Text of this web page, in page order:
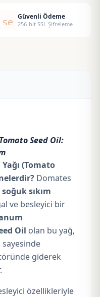
security
Güvenli Ödeme
256-bit SSL Şifreleme
Seed Oil:
(Tomato
Domates
soğuk sıkım
ve besleyici bir
Oil olan bu yağ,
giderek
özellikleriyle